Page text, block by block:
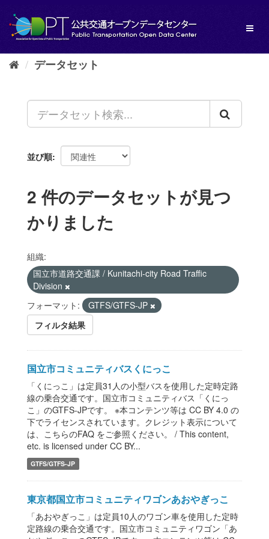
し
データセット
並び順
2 件のデータセットが見つ
かりました
組織:
国立市道路交通課 / Kunitachi-city Road Traffic
Division
フォーマット:
GTFS/GTFS-JP
フィルタ結果
国立市コミュニティバスくにっこ
「くにっこ」は定員31人の小型バスを使用した定時定路
線の乗合交通です。国立市コミュニティバス「くにっ
こ」のGTFS-JPです。 ※本コンテンツ等は CC BY 4.0 の
下でライセンスされています。クレジット表示について
は、こちらのFAQ をご参照ください。 / This content,
etc. is licensed under CC BY...
GTFS/GTFS-JP
東京都国立市コミュニティワゴンあおやぎっこ
「あおやぎっこ」は定員10人のワゴン車を使用した定時
定路線の乗合交通です。国立市コミュニティワゴン「あ